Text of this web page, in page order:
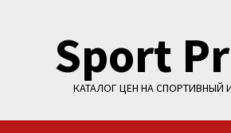
содержимомуSport
КАТАЛОГ ЦЕН НА СПОРТИВНЫЙ